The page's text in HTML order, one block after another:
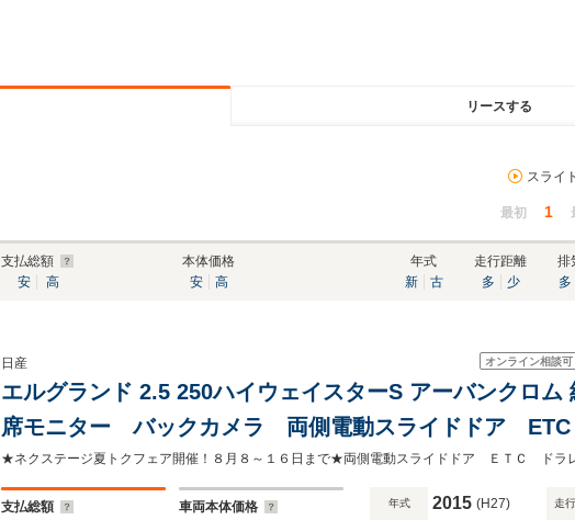
リースする
スライ
最初 1
支払総額
安
高
本体価格
安
高
年式
新
古
走行距離
多
少
排
多
オンライン相談可
日産
エルグランド 2.5 250ハイウェイスターS アーバンクロ
席モニター バックカメラ 両側電動スライドドア
ートキー 禁煙車 リアオートエアコン クルーズコン
ドランプ オットマン 純正18インチアルミ
支払総額 車両本体価格 年式 2015 (H27) 走